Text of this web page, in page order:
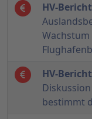
HV-
Wachstum
HV-
bestimmt